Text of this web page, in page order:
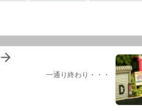
一通り終わり・・・
